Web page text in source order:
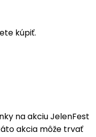
kúpiť.
na akciu JelenFest
akcia môže trvať